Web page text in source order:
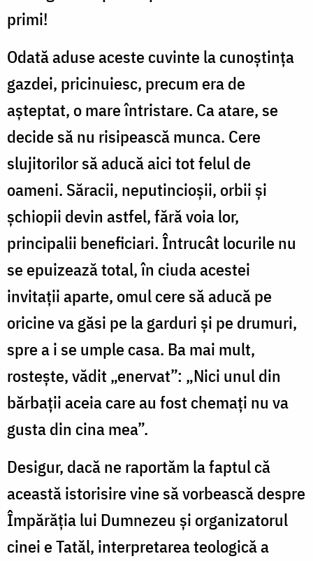
primi!
Odată aduse aceste cuvinte la cunoștința
gazdei, pricinuiesc, precum era de
așteptat, o mare întristare. Ca atare, se
decide să nu risipească munca. Cere
slujitorilor să aducă aici tot felul de
oameni. Săracii, neputincioșii, orbii și
șchiopii devin astfel, fără voia lor,
principalii beneficiari. Întrucât locurile nu
se epuizează total, în ciuda acestei
invitații aparte, omul cere să aducă pe
oricine va găsi pe la garduri și pe drumuri,
spre a i se umple casa. Ba mai mult,
rostește, vădit „enervat”: „Nici unul din
bărbaţii aceia care au fost chemaţi nu va
gusta din cina mea”.
Desigur, dacă ne raportăm la faptul că
această istorisire vine să vorbească despre
Împărăția lui Dumnezeu și organizatorul
cinei e Tatăl, interpretarea teologică a